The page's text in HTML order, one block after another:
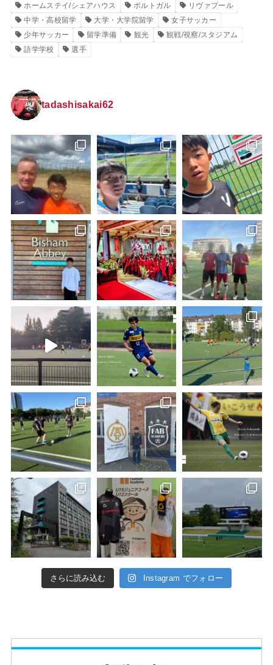
ホームステイ/シェアハウス
ポルトガル
リヴァプール
中学・高校留学
大学・大学院留学
女子サッカー
少年サッカー
留学準備 観光
観戦/視察/スタジアム
語学学校
選手
tadashisakai62
さらに読み込む Instagram でフォロー